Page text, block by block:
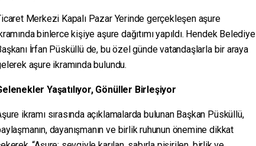
Merkezi Kapalı Pazar Yerinde gerçekleşen aşure
binlerce kişiye aşure dağıtımı yapıldı. Hendek Belediye
İrfan Püsküllü de, bu özel günde vatandaşlarla bir araya
aşure ikramında bulundu.
Yaşatılıyor, Gönüller Birleşiyor
ikramı sırasında açıklamalarda bulunan Başkan Püsküllü,
dayanışmanın ve birlik ruhunun önemine dikkat